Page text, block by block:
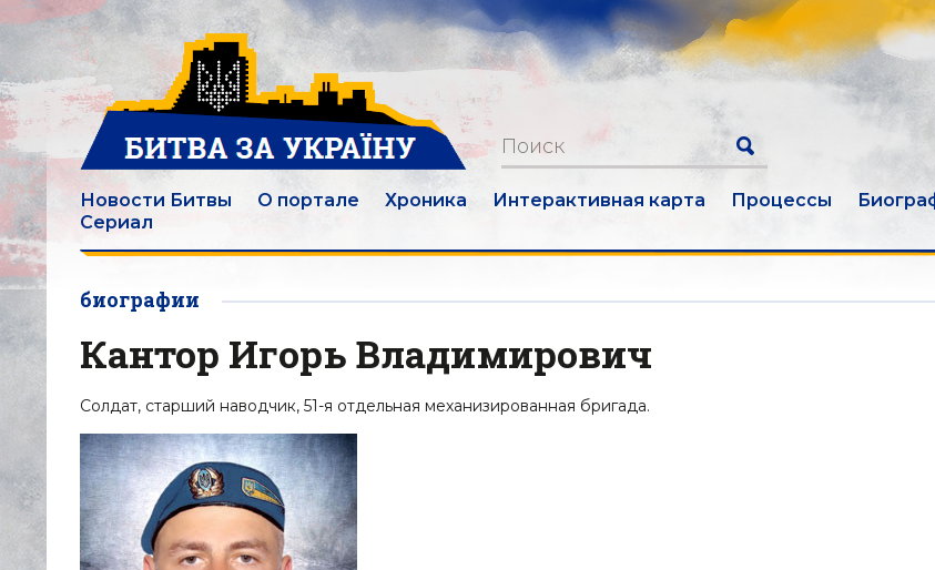
Новости Битвы О портале Хроника Интерактивная карта Процессы
Сериал
биографии
Кантор Игорь Владимирович
Солдат, старший наводчик, 51-я отдельная механизированная бригада.